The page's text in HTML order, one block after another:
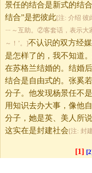
景任的结合是新式的结
结合”是把彼此[注: 介绍 彼
ㄧ～互助。②客套话，表示大
～！’。]不认识的双方经
是怎样了的，我不知道
在苏格兰结婚的。结婚
结合是自由式的。张奚
分子。他发现杨景任不
用知识去办大事，像他
分子，她是英、美人所
这实在是封建社会[注: 封
[1]